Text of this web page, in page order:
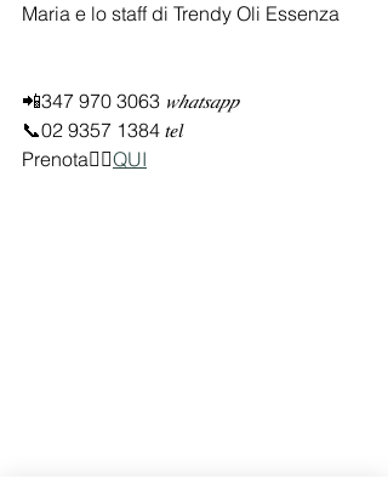
Maria e lo staff di Trendy Oli Essenza
📲347 970 3063 𝑤ℎ𝑎𝑡𝑠𝑎𝑝𝑝
📞02 9357 1384 𝑡𝑒𝑙
Prenota👉🏻QUI